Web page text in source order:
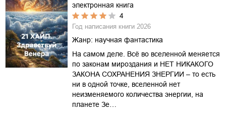
электронная книга
4
Год написания книги 2026
Жанр: научная фантастика
На самом деле. Всё во вселенной меняется
по законам мироздания и НЕТ НИКАКОГО
ЗАКОНА СОХРАНЕНИЯ ЗНЕРГИИ – то есть
ни в одной точке, вселенной нет
неизменяемого количества энергии, на
планете Зе…